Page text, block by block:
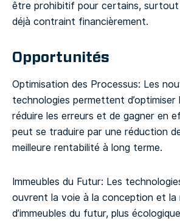
être prohibitif pour certains, surtout
déjà contraint financièrement.
Opportunités
Optimisation des Processus: Les
technologies permettent d’optimiser
réduire les erreurs et de gagner en
peut se traduire par une réduction
meilleure rentabilité à long terme.
Immeubles du Futur: Les
ouvrent la voie à la conception et la
d’immeubles du futur, plus